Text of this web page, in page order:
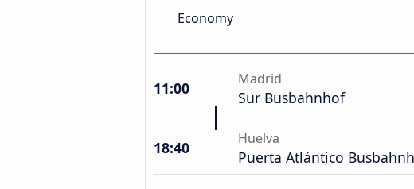
Economy
11:00 Madrid
Sur Busbahnhof
18:40 Huelva
Puerta Atlántico